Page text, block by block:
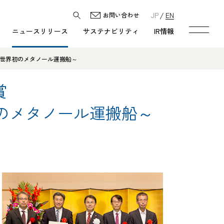
ニュースリリース サステナビリティ IR情報
お問い合わせ JP EN
界初のメタノール運搬船～
タノール運搬船～